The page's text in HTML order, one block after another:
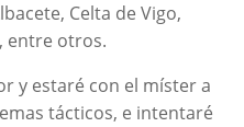
Celta de Vigo,
entre otros.
y estaré con el míster a
tácticos, e intentaré